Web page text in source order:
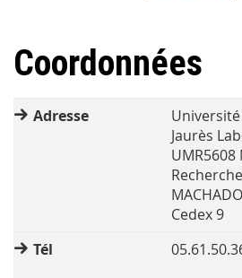
Coordonnées
Adresse
Université
Jaurès
Cedex 9
Tél